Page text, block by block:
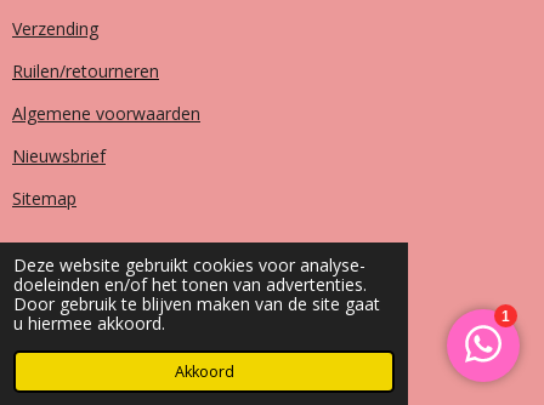
Deze website gebruikt cookies voor analyse-
doeleinden en/of het tonen van advertenties.
Door gebruik te blijven maken van de site gaat
u hiermee akkoord.
Akkoord
Verzending
Ruilen/retourneren
Algemene voorwaarden
Nieuwsbrief
Sitemap
T
i
k
T
I
n
s
t
F
a
c
e
W
h
t
A